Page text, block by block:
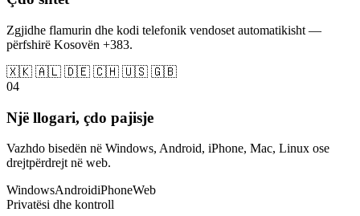
Zgjidhe flamurin dhe kodi telefonik vendoset automatikisht —
përfshirë Kosovën +383.
🇽🇰 🇦🇱 🇩🇪 🇨🇭 🇺🇸 🇬🇧
04
Një llogari, çdo pajisje
Vazhdo bisedën në Windows, Android, iPhone, Mac, Linux ose
drejtpërdrejt në web.
WindowsAndroidiPhoneWeb
Privatësi dhe kontroll